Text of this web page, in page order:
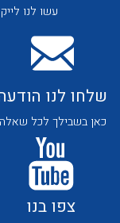
לכל מוצרי היצרן
עשו לנו לייק
שלחו לנו
כאן בשבילך לכל שאלה
צפו בנו